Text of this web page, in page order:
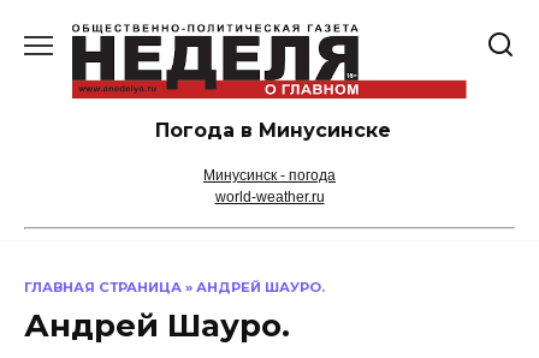
содержанию
Погода в Минусинске
Минусинск - погода
world-weather.ru
ГЛАВНАЯ СТРАНИЦА » АНДРЕЙ ШАУРО.
Андрей Шауро.